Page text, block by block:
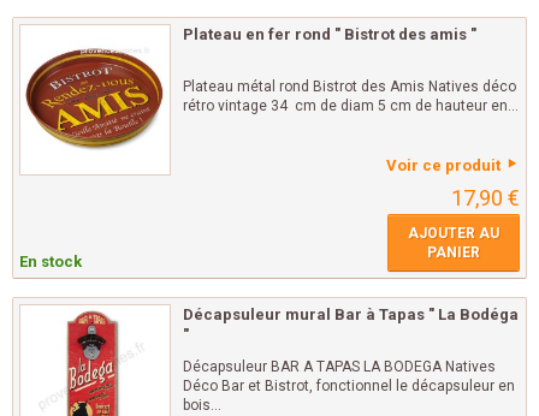
Plateau en fer rond " Bistrot des amis "
Plateau métal rond Bistrot des Amis Natives déco
rétro vintage 34 cm de diam 5 cm de hauteur en...
Voir ce produit
17,90 €
En stock
AJOUTER AU
PANIER
Décapsuleur mural Bar à Tapas " La Bodéga
"
Décapsuleur BAR A TAPAS LA BODEGA Natives
Déco Bar et Bistrot, fonctionnel le décapsuleur en
bois...